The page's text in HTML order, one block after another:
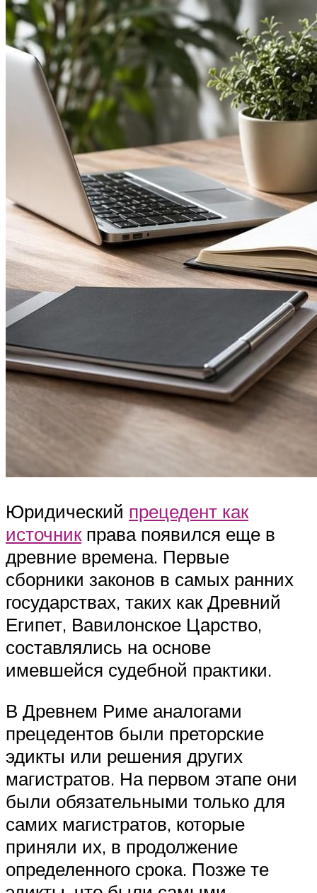
Юридический прецедент как
источникправа появился еще в
древние времена. Первые
сборники законов в самых ранних
государствах, таких как Древний
Египет, Вавилонское Царство,
составлялись на основе
имевшейся судебной практики.
В Древнем Риме аналогами
прецедентов были преторские
эдикты или решения других
магистратов. На первом этапе они
были обязательными только для
самих магистратов, которые
приняли их, в продолжение
определенного срока. Позже те